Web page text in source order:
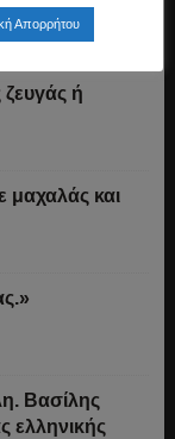
ή
μαχαλάς και
Βασίλης
ελληνικής
Απορρήτου